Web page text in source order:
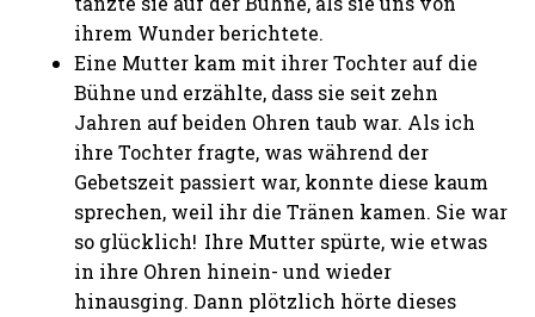
ihrem Wunder berichtete.
Eine Mutter kam mit ihrer Tochter auf die
Bühne und erzählte, dass sie seit zehn
Jahren auf beiden Ohren taub war. Als ich
ihre Tochter fragte, was während der
Gebetszeit passiert war, konnte diese kaum
sprechen, weil ihr die Tränen kamen. Sie war
so glücklich! Ihre Mutter spürte, wie etwas
in ihre Ohren hinein- und wieder
hinausging. Dann plötzlich hörte dieses